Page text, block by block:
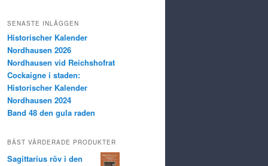
SENASTE INLÄGGEN
Historischer Kalender
Nordhausen 2026
Nordhausen vid Reichshofrat
Cockaigne i staden:
Historischer Kalender
Nordhausen 2024
Band 48 den gula raden
BÄST VÄRDERADE PRODUKTER
Sagittarius röv i den